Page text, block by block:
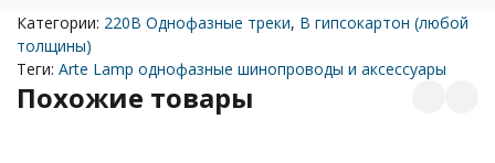
Категории: 220В Однофазные треки, В гипсокартон (любой
толщины)
Теги: Arte Lamp однофазные шинопроводы и аксессуары
Похожие товары